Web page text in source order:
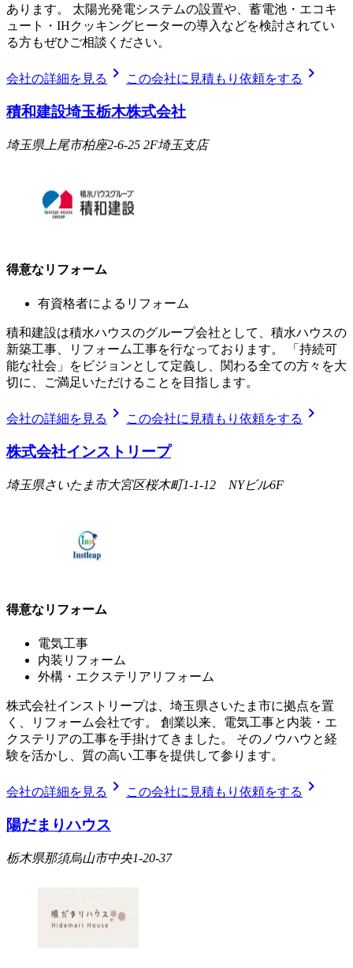
あります。 太陽光発電システムの設置や、蓄電池・エコキ
ュート・IHクッキングヒーターの導入などを検討されてい
る方もぜひご相談ください。
会社の詳細を見る chevron_right この会社に見積もり依頼をする chevron_right
積和建設埼玉栃木株式会社
埼玉県上尾市柏座2-6-25 2F埼玉支店
得意なリフォーム
有資格者によるリフォーム
積和建設は積水ハウスのグループ会社として、積水ハウスの
新築工事、リフォーム工事を行なっております。 「持続可
能な社会」をビジョンとして定義し、関わる全ての方々を大
切に、ご満足いただけることを目指します。
会社の詳細を見る chevron_right この会社に見積もり依頼をする chevron_right
株式会社インストリープ
埼玉県さいたま市大宮区桜木町1-1-12 NYビル6F
得意なリフォーム
電気工事
内装リフォーム
外構・エクステリアリフォーム
株式会社インストリープは、埼玉県さいたま市に拠点を置
く、リフォーム会社です。 創業以来、電気工事と内装・エ
クステリアの工事を手掛けてきました。 そのノウハウと経
験を活かし、質の高い工事を提供して参ります。
会社の詳細を見る chevron_right この会社に見積もり依頼をする chevron_right
陽だまりハウス
栃木県那須烏山市中央1-20-37